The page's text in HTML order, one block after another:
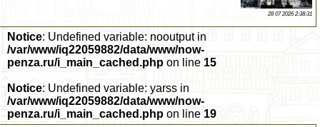
28 07 2026 2:38:31
Notice: Undefined variable: nooutput in
/var/www/iq22059882/data/www/now-
penza.ru/i_main_cached.php on line 15
Notice: Undefined variable: yarss in
/var/www/iq22059882/data/www/now-
penza.ru/i_main_cached.php on line 19